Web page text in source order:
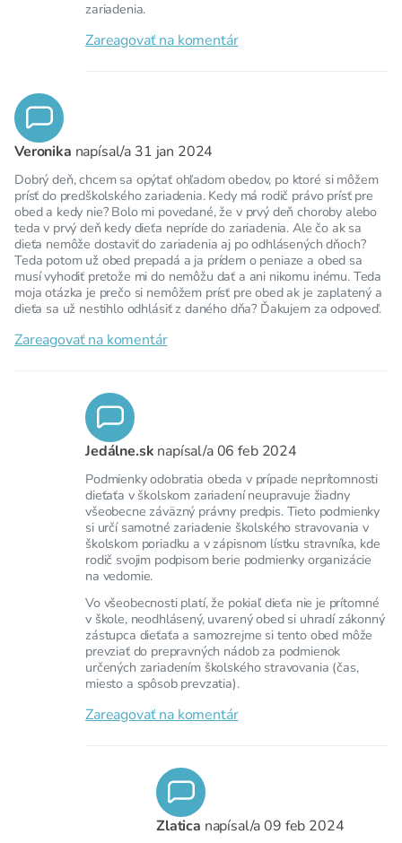
zariadenia.
Zareagovať na komentár
Veronika napísal/a 31 jan 2024
Dobrý deň, chcem sa opýtať ohľadom obedov, po ktoré si môžem
prísť do predškolského zariadenia. Kedy má rodič právo prísť pre
obed a kedy nie? Bolo mi povedané, že v prvý deň choroby alebo
teda v prvý deň kedy dieťa nepríde do zariadenia. Ale čo ak sa
dieťa nemôže dostaviť do zariadenia aj po odhlásených dňoch?
Teda potom už obed prepadá a ja prídem o peniaze a obed sa
musí vyhodiť pretože mi do nemôžu dať a ani nikomu inému. Teda
moja otázka je prečo si nemôžem prísť pre obed ak je zaplatený a
dieťa sa už nestihlo odhlásiť z daného dňa? Ďakujem za odpoveď.
Zareagovať na komentár
Jedálne.sk napísal/a06 feb 2024
Podmienky odobratia obeda v prípade neprítomnosti
dieťaťa v školskom zariadení neupravuje žiadny
všeobecne záväzný právny predpis. Tieto podmienky
si určí samotné zariadenie školského stravovania v
školskom poriadku a v zápisnom lístku stravníka, kde
rodič svojim podpisom berie podmienky organizácie
na vedomie.
Vo všeobecnosti platí, že pokiaľ dieťa nie je prítomné
v škole, neodhlásený, uvarený obed si uhradí zákonný
zástupca dieťaťa a samozrejme si tento obed môže
prevziať do prepravných nádob za podmienok
určených zariadením školského stravovania (čas,
miesto a spôsob prevzatia).
Zareagovať na komentár
Zlatica napísal/a09 feb 2024